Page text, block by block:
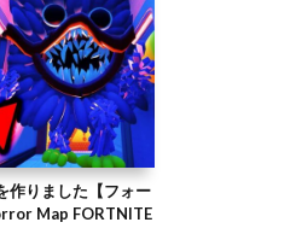
作りました【フォー
Map FORTNITE